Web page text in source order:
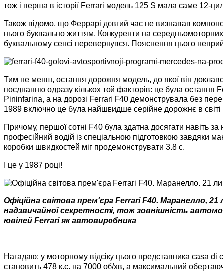
тож і перша в історії Ferrari модель 125 S мала саме 12-
Також відомо, що Феррарі довгий час не визнавав
нього буквально життям. Конкуренти на
буквальному сенсі перевернувся. Пояснення цього
Тим не менш, остання дорожня модель, до якої він
поєднанню одразу кількох той факторів: це була остання
Pininfarina, а на дорозі Ferrari F40 демонструвала без
1989 включно це була найшвидше серійне дорожнє в
Причому, першої сотні F40 була здатна досягати навіть
професійний водій із спеціальною підготовкою завдяки
коробки швидкостей міг продемонструвати 3.8 с.
І це у 1987 році!
Офіційна світова прем'єра Ferrari F40. Маранелло,
надзвичайної секретності, тож зовнішність
ювілей Ferrari як автовиробника
Нагадаю: у моторному відсіку цього представника casa
становить 478 к.с. на 7000 об/хв, а максимальний